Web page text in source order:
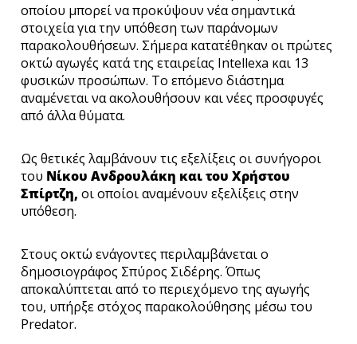
οποίου μπορεί να προκύψουν νέα σημαντικά
στοιχεία για την υπόθεση των παράνομων
παρακολουθήσεων. Σήμερα κατατέθηκαν οι πρώτες
οκτώ αγωγές κατά της εταιρείας Intellexa και 13
φυσικών προσώπων. Το επόμενο διάστημα
αναμένεται να ακολουθήσουν και νέες προσφυγές
από άλλα θύματα.
Ως θετικές λαμβάνουν τις εξελίξεις οι συνήγοροι
του Νίκου Ανδρουλάκη και του Χρήστου
Σπίρτζη, οι οποίοι αναμένουν εξελίξεις στην
υπόθεση.
Στους οκτώ ενάγοντες περιλαμβάνεται ο
δημοσιογράφος Σπύρος Σιδέρης. Όπως
αποκαλύπτεται από το περιεχόμενο της αγωγής
του, υπήρξε στόχος παρακολούθησης μέσω του
Predator.